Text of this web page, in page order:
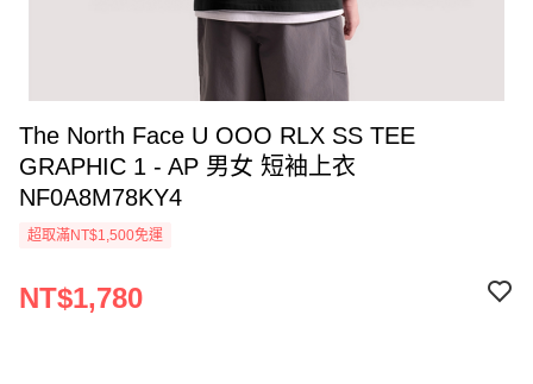
The North Face U OOO RLX SS TEE
GRAPHIC 1 - AP 男女 短袖上衣
NF0A8M78KY4
超取滿NT$1,500免運
NT$1,780